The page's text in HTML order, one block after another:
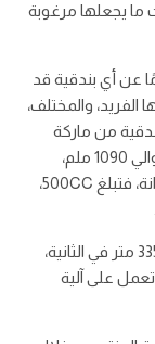
ما يجعلها مرغوبة
عن أي بندقية قد
والمختلف،
من ماركة
سامينج، بوزن يبلغ حوالي 3.6 كيلو جرام، وطول حوالي 1090 ملم،
وطول اسطوانة يبلغ 610 mm، أما سعة الاسطوانة، فتبلغ 500CC،
تتسع البندقية إلى 6 طلقات من عيار 5.5 بسرعة 335 متر في الثانية،
على آلية